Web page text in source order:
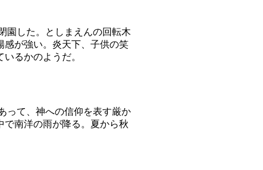
園した。としまえんの回転木
感が強い。炎天下、子供の笑
るかのようだ。
って、神への信仰を表す厳か
南洋の雨が降る。夏から秋